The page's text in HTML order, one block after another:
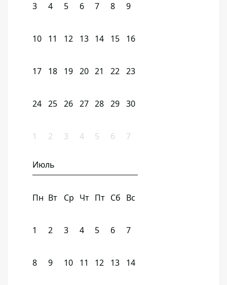
3 4 5 6 7 8 9
10 11 12 13 14 15 16
17 18 19 20 21 22 23
24 25 26 27 28 29 30
1 2 3 4 5 6 7
Июль
Пн Вт Ср Чт Пт Сб Вс
1 2 3 4 5 6 7
8 9 10 11 12 13 14